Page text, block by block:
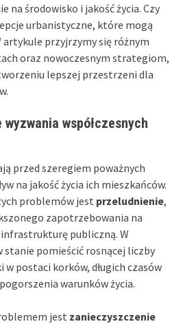
na środowisko i jakość życia. Czy
urbanistyczne, które mogą
artykule przyjrzymy się różnym
oraz nowoczesnym strategiom,
lepszej przestrzeni dla
współczesnych
przed szeregiem poważnych
na jakość życia ich mieszkańców.
problemów jest przeludnienie,
zapotrzebowania na
publiczną. W
stanie pomieścić rosnącej liczby
w postaci korków, długich czasów
warunków życia.
jest zanieczyszczenie